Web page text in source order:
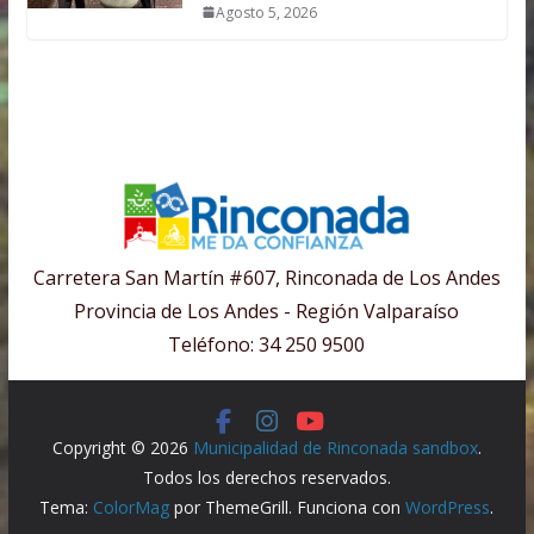
Agosto 5, 2026
Carretera San Martín #607, Rinconada de Los Andes
Provincia de Los Andes - Región Valparaíso
Teléfono: 34 250 9500
Copyright © 2026 Municipalidad de Rinconada sandbox.
Todos los derechos reservados.
Tema: ColorMag por ThemeGrill. Funciona conWordPress.